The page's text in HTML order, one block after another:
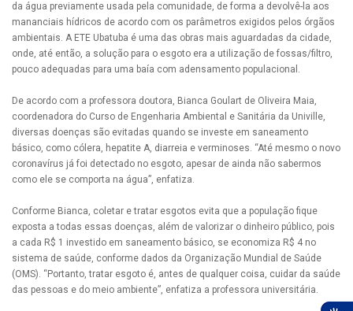
da água previamente usada pela comunidade, de forma a devolvê-la aos
mananciais hídricos de acordo com os parâmetros exigidos pelos órgãos
ambientais. A ETE Ubatuba é uma das obras mais aguardadas da cidade,
onde, até então, a solução para o esgoto era a utilização de fossas/filtro,
pouco adequadas para uma baía com adensamento populacional.
De acordo com a professora doutora, Bianca Goulart de Oliveira Maia,
coordenadora do Curso de Engenharia Ambiental e Sanitária da Univille,
diversas doenças são evitadas quando se investe em saneamento
básico, como cólera, hepatite A, diarreia e verminoses. “Até mesmo o novo
coronavírus já foi detectado no esgoto, apesar de ainda não sabermos
como ele se comporta na água”, enfatiza.
Conforme Bianca, coletar e tratar esgotos evita que a população fique
exposta a todas essas doenças, além de valorizar o dinheiro público, pois
a cada R$ 1 investido em saneamento básico, se economiza R$ 4 no
sistema de saúde, conforme dados da Organização Mundial de Saúde
(OMS). “Portanto, tratar esgoto é, antes de qualquer coisa, cuidar da saúde
das pessoas e do meio ambiente”, enfatiza a professora universitária.